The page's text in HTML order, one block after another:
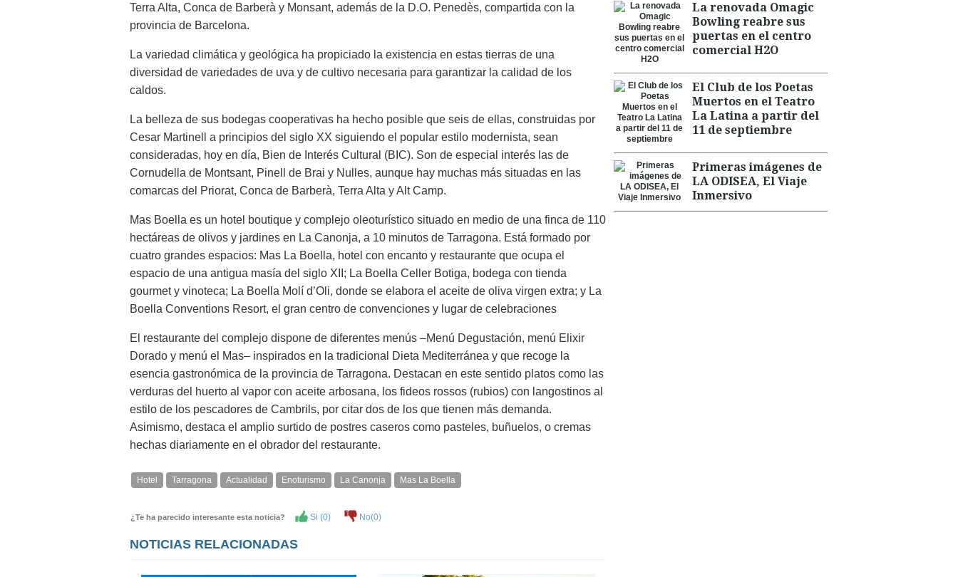
Terra Alta, Conca de Barberà y Monsant, además de la D.O. Penedès, compartida con la
provincia de Barcelona.
La variedad climática y geológica ha propiciado la existencia en estas tierras de una
diversidad de variedades de uva y de cultivo necesaria para garantizar la calidad de los
caldos.
La belleza de sus bodegas cooperativas ha hecho posible que seis de ellas, construidas por
Cesar Martinell a principios del siglo XX siguiendo el popular estilo modernista, sean
consideradas, hoy en día, Bien de Interés Cultural (BIC). Son de especial interés las de
Cornudella de Montsant, Pinell de Brai y Nulles, aunque hay muchas más situadas en las
comarcas del Priorat, Conca de Barberà, Terra Alta y Alt Camp.
Mas Boella es un hotel boutique y complejo oleoturístico situado en medio de una finca de 110
hectáreas de olivos y jardines en La Canonja, a 10 minutos de Tarragona. Está formado por
cuatro grandes espacios: Mas La Boella, hotel con encanto y restaurante que ocupa el
espacio de una antigua masía del siglo XII; La Boella Celler Botiga, bodega con tienda
gourmet y vinoteca; La Boella Molí d’Oli, donde se elabora el aceite de oliva virgen extra; y La
Boella Conventions Resort, el gran centro de convenciones y lugar de celebraciones
El restaurante del complejo dispone de diferentes menús –Menú Degustación, menú Elixir
Dorado y menú el Mas– inspirados en la tradicional Dieta Mediterránea y que recoge la
esencia gastronómica de la provincia de Tarragona. Destacan en este sentido platos como las
verduras del huerto al vapor con aceite arbosana, los fideos rossos (rubios) con langostinos al
estilo de los pescadores de Cambrils, por citar dos de los que tienen más demanda.
Asimismo, destaca el amplio surtido de postres caseros como pasteles, buñuelos, o cremas
hechas diariamente en el obrador del restaurante.
Hotel Tarragona Actualidad Enoturismo La Canonja Mas La Boella
¿Te ha parecido interesante esta noticia? Si (0) No(0)
NOTICIAS RELACIONADAS
La renovada Omagic
Bowling reabre sus
puertas en el centro
comercial H2O
El Club de los Poetas
Muertos en el Teatro
La Latina a partir del
11 de septiembre
Primeras imágenes de
LA ODISEA, El Viaje
Inmersivo